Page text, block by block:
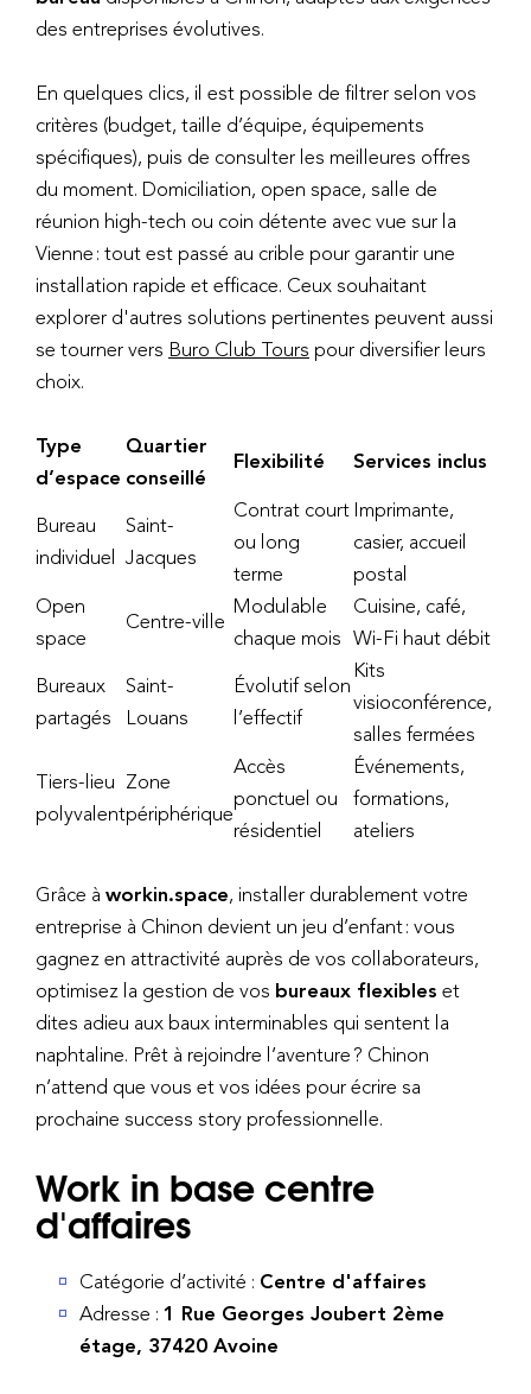
des entreprises évolutives.
En quelques clics, il est possible de filtrer selon vos
critères (budget, taille d’équipe, équipements
spécifiques), puis de consulter les meilleures offres
du moment. Domiciliation, open space, salle de
réunion high-tech ou coin détente avec vue sur la
Vienne : tout est passé au crible pour garantir une
installation rapide et efficace. Ceux souhaitant
explorer d'autres solutions pertinentes peuvent aussi
se tourner vers Buro Club Tours pour diversifier leurs
choix.
Type
d’espace
Quartier
conseillé
Flexibilité Services inclus
Bureau
individuel
Saint-
Jacques
Contrat court
ou long
terme
Imprimante,
casier, accueil
postal
Open
space
Centre-ville
Modulable
chaque mois
Cuisine, café,
Wi-Fi haut débit
Bureaux
partagés
Saint-
Louans
Évolutif selon
l’effectif
Kits
visioconférence,
salles fermées
Tiers-lieu
polyvalent
Zone
périphérique
Accès
ponctuel ou
résidentiel
Événements,
formations,
ateliers
Grâce à workin.space, installer durablement votre
entreprise à Chinon devient un jeu d’enfant : vous
gagnez en attractivité auprès de vos collaborateurs,
optimisez la gestion de vos bureaux flexibles et
dites adieu aux baux interminables qui sentent la
naphtaline. Prêt à rejoindre l’aventure ? Chinon
n’attend que vous et vos idées pour écrire sa
prochaine success story professionnelle.
Work in base centre
d'affaires
Catégorie d’activité : Centre d'affaires
Adresse : 1 Rue Georges Joubert 2ème
étage, 37420 Avoine